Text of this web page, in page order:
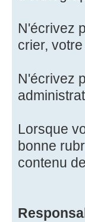
N'écrivez
crier,
N'écrivez
Lorsque
bonne
contenu